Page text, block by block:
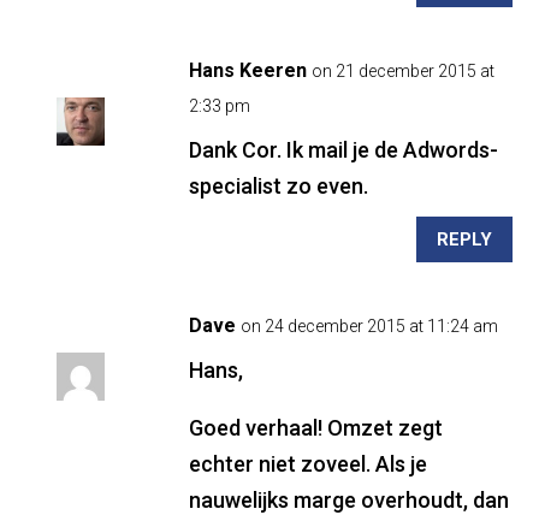
Hans Keeren on 21 december 2015 at
2:33 pm
Dank Cor. Ik mail je de Adwords-
specialist zo even.
REPLY
Dave on 24 december 2015 at 11:24 am
Hans,
Goed verhaal! Omzet zegt
echter niet zoveel. Als je
nauwelijks marge overhoudt, dan